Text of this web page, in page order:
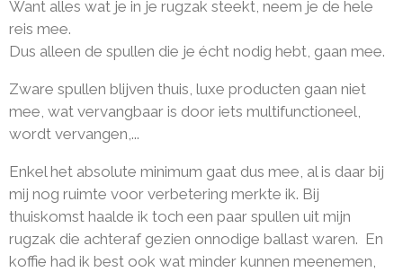
Want alles wat je in je rugzak steekt, neem je de hele
reis mee.
Dus alleen de spullen die je écht nodig hebt, gaan mee.
Zware spullen blijven thuis, luxe producten gaan niet
mee, wat vervangbaar is door iets multifunctioneel,
wordt vervangen,...
Enkel het absolute minimum gaat dus mee, al is daar bij
mij nog ruimte voor verbetering merkte ik. Bij
thuiskomst haalde ik toch een paar spullen uit mijn
rugzak die achteraf gezien onnodige ballast waren. En
koffie had ik best ook wat minder kunnen meenemen,